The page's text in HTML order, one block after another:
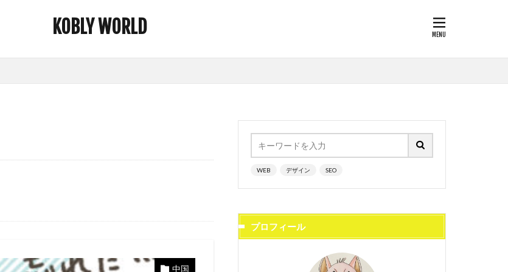
KOBLY WORLD
中国
WEB デザイン SEO
プロフィール